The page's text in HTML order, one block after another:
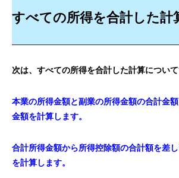
すべての所得を合計した計
次は、すべての所得を合計した計算について
本業の所得金額と副業の所得金額の合計金
金額を計算します。
合計所得金額から所得控除額の合計額を差
を計算します。